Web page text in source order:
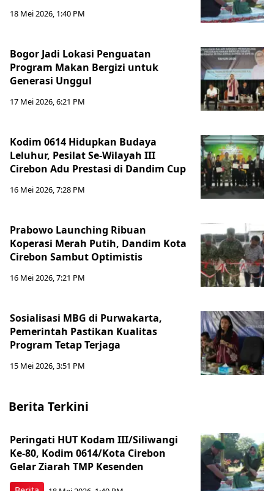
18 Mei 2026, 1:40 PM
Bogor Jadi Lokasi Penguatan
Program Makan Bergizi untuk
Generasi Unggul
17 Mei 2026, 6:21 PM
Kodim 0614 Hidupkan Budaya
Leluhur, Pesilat Se-Wilayah III
Cirebon Adu Prestasi di Dandim Cup
16 Mei 2026, 7:28 PM
Prabowo Launching Ribuan
Koperasi Merah Putih, Dandim Kota
Cirebon Sambut Optimistis
16 Mei 2026, 7:21 PM
Sosialisasi MBG di Purwakarta,
Pemerintah Pastikan Kualitas
Program Tetap Terjaga
15 Mei 2026, 3:51 PM
Berita Terkini
Peringati HUT Kodam III/Siliwangi
Ke-80, Kodim 0614/Kota Cirebon
Gelar Ziarah TMP Kesenden